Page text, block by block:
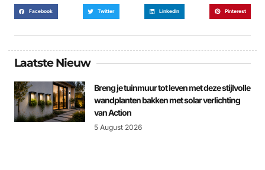
Facebook Twitter LinkedIn Pinterest
Laatste Nieuw
Breng je tuinmuur tot leven met deze stijlvolle
wandplanten bakken met solar verlichting
van Action
5 August 2026